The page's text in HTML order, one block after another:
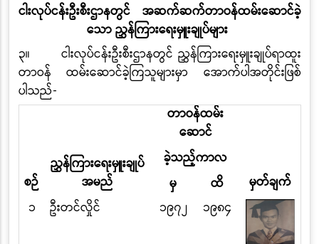
ငါးလုပ်ငန်းဦးစီးဌာနတွင် အဆက်ဆက်တာဝန်ထမ်းဆောင်ခဲ့
သော ညွှန်ကြားရေးမှူးချုပ်များ
၃။
ငါးလုပ်ငန်းဦးစီးဌာနတွင် ညွှန်ကြားရေးမှူးချုပ်ရာထူး
တာဝန် ထမ်းဆောင်ခဲ့ကြသူများမှာ အောက်ပါအတိုင်းဖြစ်
ပါသည်-
စဉ်
ညွှန်ကြားရေးမှူးချုပ်
အမည်
တာဝန်ထမ်း
ဆောင်
ခဲ့သည့်ကာလ
မှတ်ချက်
မှ
ထိ
၁
ဦးတင်လှိုင် ၁၉၇၂ ၁၉၈၄